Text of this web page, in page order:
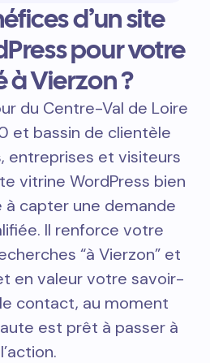
d’un site
pour votre
Vierzon ?
du Centre-Val de Loire
et bassin de clientèle
entreprises et visiteurs
vitrine WordPress bien
à capter une demande
Il renforce votre
“à Vierzon” et
en valeur votre savoir-
contact, au moment
est prêt à passer à
l’action.